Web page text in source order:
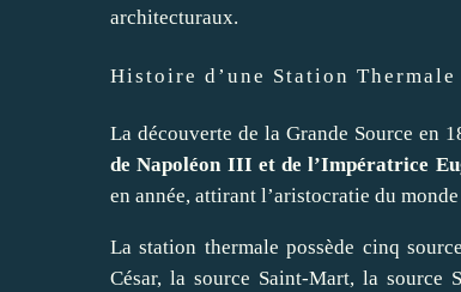
architecturaux.
Histoire d’une Station Thermale
La découverte de la Grande Source en
de Napoléon III et de l’Impératrice
en année, attirant l’aristocratie du
La station thermale possède cinq
César, la source Saint-Mart, la source